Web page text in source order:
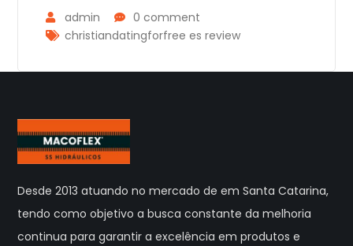
admin
0 comment
christiandatingforfree es review
Desde 2013 atuando no mercado de em Santa Catarina,
tendo como objetivo a busca constante da melhoria
continua para garantir a excelência em produtos e